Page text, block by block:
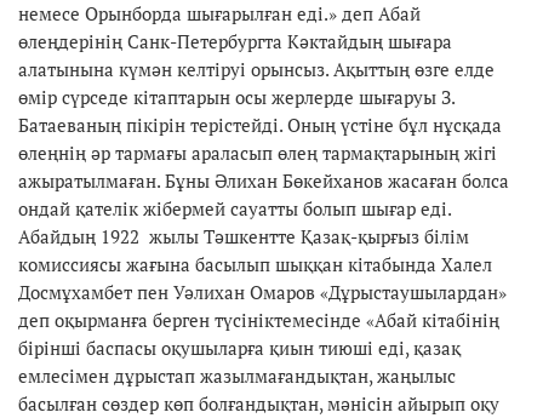
немесе Орынборда шығарылған еді.» деп Абай
өлеңдерінің Санк-Петербургта Кәктайдың шығара
алатынына күмән келтіруі орынсыз. Ақыттың өзге елде
өмір сүрседе кітаптарын осы жерлерде шығаруы З.
Батаеваның пікірін терістейді. Оның үстіне бұл нұсқада
өлеңнің әр тармағы араласып өлең тармақтарының жігі
ажыратылмаған. Бұны Әлихан Бөкейханов жасаған болса
ондай қателік жібермей сауатты болып шығар еді.
Абайдың 1922 жылы Тәшкентте Қазақ-қырғыз білім
комиссиясы жағына басылып шыққан кітабында Халел
Досмұхамбет пен Уәлихан Омаров «Дұрыстаушылардан»
деп оқырманға берген түсініктемесінде «Абай кітабінің
бірінші баспасы оқушыларға қиын тиюші еді, қазақ
емлесімен дұрыстап жазылмағандықтан, жаңылыс
басылған сөздер көп болғандықтан, мәнісін айырып оқу